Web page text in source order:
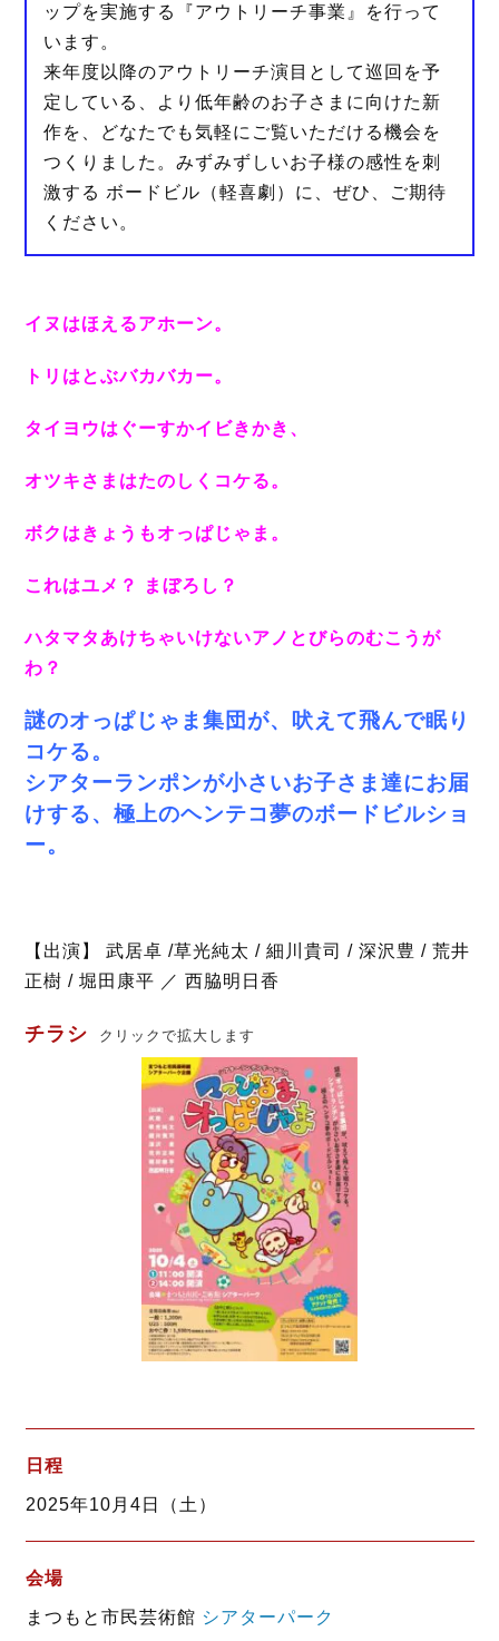
ップを実施する『アウトリーチ事業』を行って
います。
来年度以降のアウトリーチ演目として巡回を予
定している、より低年齢のお子さまに向けた新
作を、どなたでも気軽にご覧いただける機会を
つくりました。みずみずしいお子様の感性を刺
激する ボードビル（軽喜劇）に、ぜひ、ご期待
ください。
イヌはほえるアホーン。
トリはとぶバカバカー。
タイヨウはぐーすかイビきかき、
オツキさまはたのしくコケる。
ボクはきょうもオっぱじゃま。
これはユメ？ まぼろし？
ハタマタあけちゃいけないアノとびらのむこうが
わ？
謎のオっぱじゃま集団が、吠えて飛んで眠り
コケる。
シアターランポンが小さいお子さま達にお届
けする、極上のヘンテコ夢のボードビルショ
ー。
【出演】 武居卓 /草光純太 / 細川貴司 / 深沢豊 / 荒井
正樹 / 堀田康平 ／ 西脇明日香
チラシ クリックで拡大します
日程
2025年10月4日（土）
会場
まつもと市民芸術館 シアターパーク